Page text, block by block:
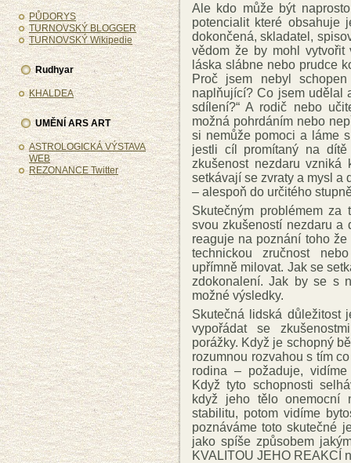
PŮDORYS
TURNOVSKÝ BLOGGER
TURNOVSKÝ Wikipedie
Rudhyar
KHALDEA
UMĚNÍ ARS ART
ASTROLOGICKÁ VÝSTAVA
WEB
REZONANCE Twitter
Ale kdo může být
potencialit které obsahuje
dokončená, skladatel,
vědom že by mohl
láska slábne nebo prudce
Proč jsem nebyl
naplňující? Co jsem udělal
sdílení?“ A rodič nebo
možná pohrdáním nebo
si nemůže pomoci a láme
jestli cíl promítaný na dítě
zkušenost nezdaru
setkávají se zvraty a mysl a
– alespoň do určitého
Skutečným problémem
svou zkušeností nezdaru a
reaguje na poznání toho
technickou zručnost
upřímně milovat. Jak se
zdokonalení. Jak by se s
možné výsledky.
Skutečná lidská důležitost
vypořádat se
porážky. Když je schopný
rozumnou rozvahou s tím
rodina – požaduje,
Když tyto schopnosti
když jeho tělo onemocní
stabilitu, potom vidíme
poznáváme toto skutečné
jako spíše způsobem
KVALITOU JEHO REAKCÍ